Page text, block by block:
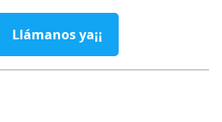
Llámanos ya¡¡